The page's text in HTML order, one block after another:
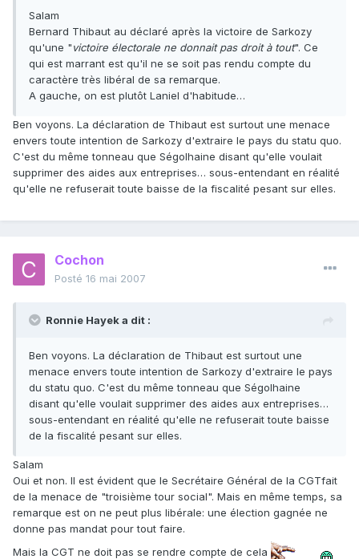
Salam
Bernard Thibaut au déclaré après la victoire de Sarkozy
qu'une "victoire électorale ne donnait pas droit à tout". Ce
qui est marrant est qu'il ne se soit pas rendu compte du
caractère très libéral de sa remarque.
A gauche, on est plutôt Laniel d'habitude…
Ben voyons. La déclaration de Thibaut est surtout une menace
envers toute intention de Sarkozy d'extraire le pays du statu quo.
C'est du même tonneau que Ségolhaine disant qu'elle voulait
supprimer des aides aux entreprises… sous-entendant en réalité
qu'elle ne refuserait toute baisse de la fiscalité pesant sur elles.
Cochon
Posté 16 mai 2007
Ronnie Hayek a dit :
Ben voyons. La déclaration de Thibaut est surtout une
menace envers toute intention de Sarkozy d'extraire le pays
du statu quo. C'est du même tonneau que Ségolhaine
disant qu'elle voulait supprimer des aides aux entreprises…
sous-entendant en réalité qu'elle ne refuserait toute baisse
de la fiscalité pesant sur elles.
Salam
Oui et non. Il est évident que le Secrétaire Général de la CGTfait
de la menace de "troisième tour social". Mais en même temps, sa
remarque est on ne peut plus libérale: une élection gagnée ne
donne pas mandat pour tout faire.
Mais la CGT ne doit pas se rendre compte de cela